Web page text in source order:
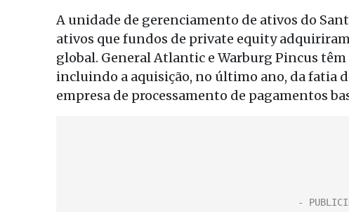
A unidade de gerenciamento de ativos do
ativos que fundos de private equity
global. General Atlantic e Warburg Pincus
incluindo a aquisição, no último ano, da fatia
empresa de processamento de pagamentos